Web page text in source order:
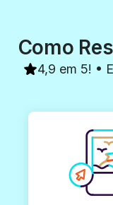
Como
4,9 em 5! •